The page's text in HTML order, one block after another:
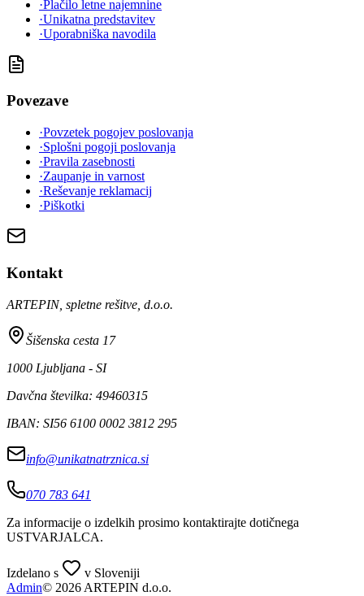
·Plačilo letne najemnine
·Unikatna predstavitev
·Uporabniška navodila
Povezave
·Povzetek pogojev poslovanja
·Splošni pogoji poslovanja
·Pravila zasebnosti
·Zaupanje in varnost
·Reševanje reklamacij
·Piškotki
Kontakt
ARTEPIN, spletne rešitve, d.o.o.
Šišenska cesta 17
1000 Ljubljana - SI
Davčna številka: 49460315
IBAN: SI56 6100 0002 3812 295
info@unikatnatrznica.si
070 783 641
Za informacije o izdelkih prosimo kontaktirajte dotičnega
USTVARJALCA.
Izdelano s
v Sloveniji
Admin© 2026 ARTEPIN d.o.o.